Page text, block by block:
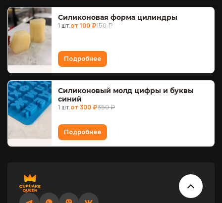
Силиконовая форма цилиндры
1 шт.от 100 ₽150 ₽
Подробнее
Силиконовый молд цифры и буквы
синий
1 шт.от 300 ₽350 ₽
Подробнее